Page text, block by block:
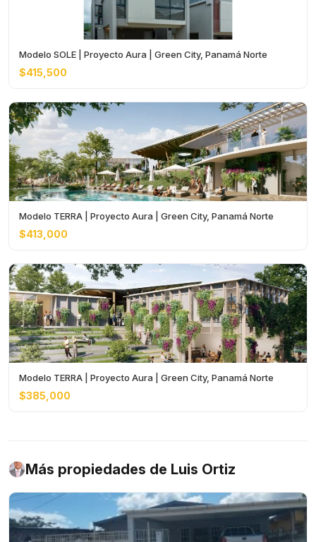
Modelo SOLE | Proyecto Aura | Green City, Panamá Norte
$415,500
Modelo TERRA | Proyecto Aura | Green City, Panamá Norte
$413,000
Modelo TERRA | Proyecto Aura | Green City, Panamá Norte
$385,000
Más propiedades de Luis Ortiz